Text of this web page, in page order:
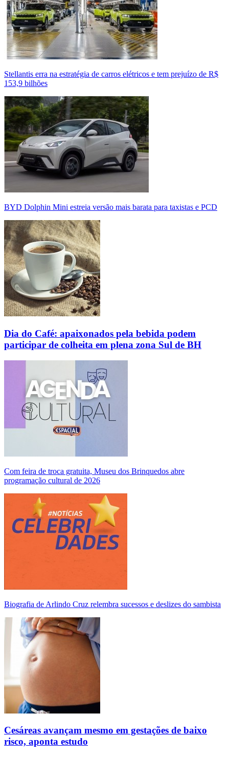
Stellantis erra na estratégia de carros elétricos e tem prejuízo de R$
153,9 bilhões
BYD Dolphin Mini estreia versão mais barata para taxistas e PCD
Dia do Café: apaixonados pela bebida podem
participar de colheita em plena zona Sul de BH
Com feira de troca gratuita, Museu dos Brinquedos abre
programação cultural de 2026
Biografia de Arlindo Cruz relembra sucessos e deslizes do sambista
Cesáreas avançam mesmo em gestações de baixo
risco, aponta estudo